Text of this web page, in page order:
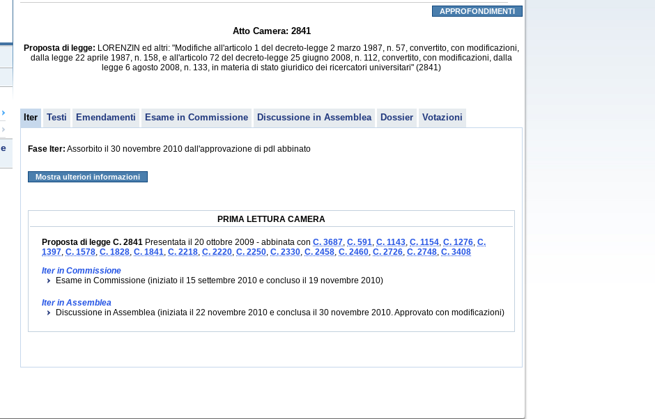
APPROFONDIMENTI
Atto Camera: 2841
Proposta di legge: LORENZIN ed altri: "Modifiche all'articolo 1 del decreto-legge 2 marzo 1987, n. 57, convertito, con modificazioni,
dalla legge 22 aprile 1987, n. 158, e all'articolo 72 del decreto-legge 25 giugno 2008, n. 112, convertito, con modificazioni, dalla
legge 6 agosto 2008, n. 133, in materia di stato giuridico dei ricercatori universitari" (2841)
Iter Testi Emendamenti Esame in Commissione Discussione in Assemblea Dossier Votazioni
Fase Iter: Assorbito il 30 novembre 2010 dall'approvazione di pdl abbinato
Mostra ulteriori informazioni
PRIMA LETTURA CAMERA
Proposta di legge C. 2841 Presentata il 20 ottobre 2009 - abbinata con C. 3687, C. 591, C. 1143, C. 1154, C. 1276, C.
1397, C. 1578, C. 1828, C. 1841, C. 2218, C. 2220, C. 2250, C. 2330, C. 2458, C. 2460, C. 2726, C. 2748, C. 3408
Iter in Commissione
Esame in Commissione (iniziato il 15 settembre 2010 e concluso il 19 novembre 2010)
Iter in Assemblea
Discussione in Assemblea (iniziata il 22 novembre 2010 e conclusa il 30 novembre 2010. Approvato con modificazioni)